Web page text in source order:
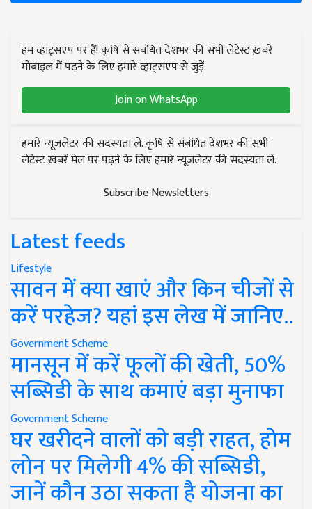
हम व्हाट्सएप पर हैं! कृषि से संबंधित देशभर की सभी लेटेस्ट ख़बरें
मोबाइल में पढ़ने के लिए हमारे व्हाट्सएप से जुड़ें.
Join on WhatsApp
हमारे न्यूज़लेटर की सदस्यता लें. कृषि से संबंधित देशभर की सभी
लेटेस्ट ख़बरें मेल पर पढ़ने के लिए हमारे न्यूज़लेटर की सदस्यता लें.
Subscribe Newsletters
Latest feeds
Lifestyle
सावन में क्या खाएं और किन चीजों से
करें परहेज? यहां इस लेख में जानिए..
Government Scheme
मानसून में करें फूलों की खेती, 50%
सब्सिडी के साथ कमाएं बड़ा मुनाफा
Government Scheme
घर खरीदने वालों को बड़ी राहत, होम
लोन पर मिलेगी 4% की सब्सिडी,
जानें कौन उठा सकता है योजना का